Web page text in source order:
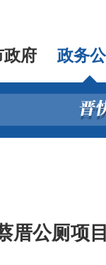
政府 政务
厝公厕项